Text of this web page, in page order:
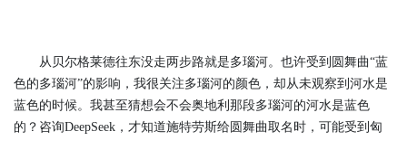
从贝尔格莱德往东没走两步路就是多瑙河。也许受到圆舞曲“蓝
色的多瑙河”的影响，我很关注多瑙河的颜色，却从未观察到河水是
蓝色的时候。我甚至猜想会不会奥地利那段多瑙河的河水是蓝色
的？咨询DeepSeek，才知道施特劳斯给圆舞曲取名时，可能受到匈